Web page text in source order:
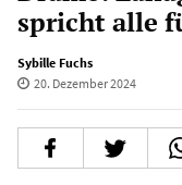
spricht alle
Sybille Fuchs
20. Dezember 2024